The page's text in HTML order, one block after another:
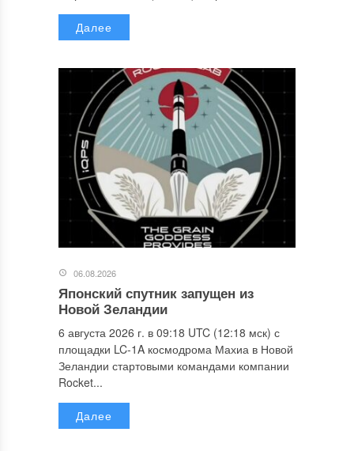
Далее
06.08.2026
Японский спутник запущен из
Новой Зеландии
6 августа 2026 г. в 09:18 UTC (12:18 мск) с
площадки LC-1A космодрома Махиа в Новой
Зеландии стартовыми командами компании
Rocket...
Далее